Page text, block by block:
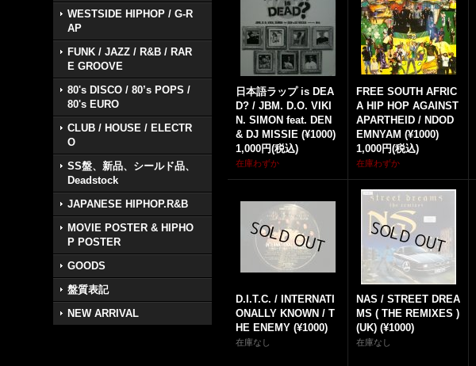
WESTSIDE HIPHOP / G-R
AP
FUNK / JAZZ / R&B / RAR
E GROOVE
80's DISCO / 80’s POPS /
80's EURO
CLUB / HOUSE / ELECTR
O
SS盤、新品、シールド品、
Deadstock
JAPANESE HIPHOP.R&B
MOVIE POSTER & HIPHO
P POSTER
GOODS
盤質表記
NEW ARRIVAL
日本語ラップ is DEA
D? / JBM. D.O. VIKI
N. SIMON feat. DEN
& DJ MISSIE (¥1000)
1,000円(税込)
在庫わずか
FREE SOUTH AFRIC
A HIP HOP AGAINST
APARTHEID / NDOD
EMNYAM (¥1000)
1,000円(税込)
在庫わずか
D.I.T.C. ‎/ INTERNATI
ONALLY KNOWN / T
HE ENEMY (¥1000)
在庫なし
NAS / STREET DREA
MS ( THE REMIXES )
(UK) (¥1000)
在庫なし